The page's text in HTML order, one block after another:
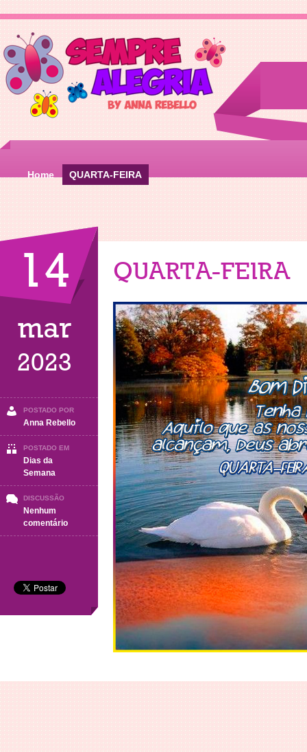
Home QUARTA-FEIRA
14
mar
2023
POSTADO POR
Anna Rebello
POSTADO EM
Dias da
Semana
DISCUSSÃO
Nenhum
comentárioem
QUARTA-
QUARTA-FEIRA